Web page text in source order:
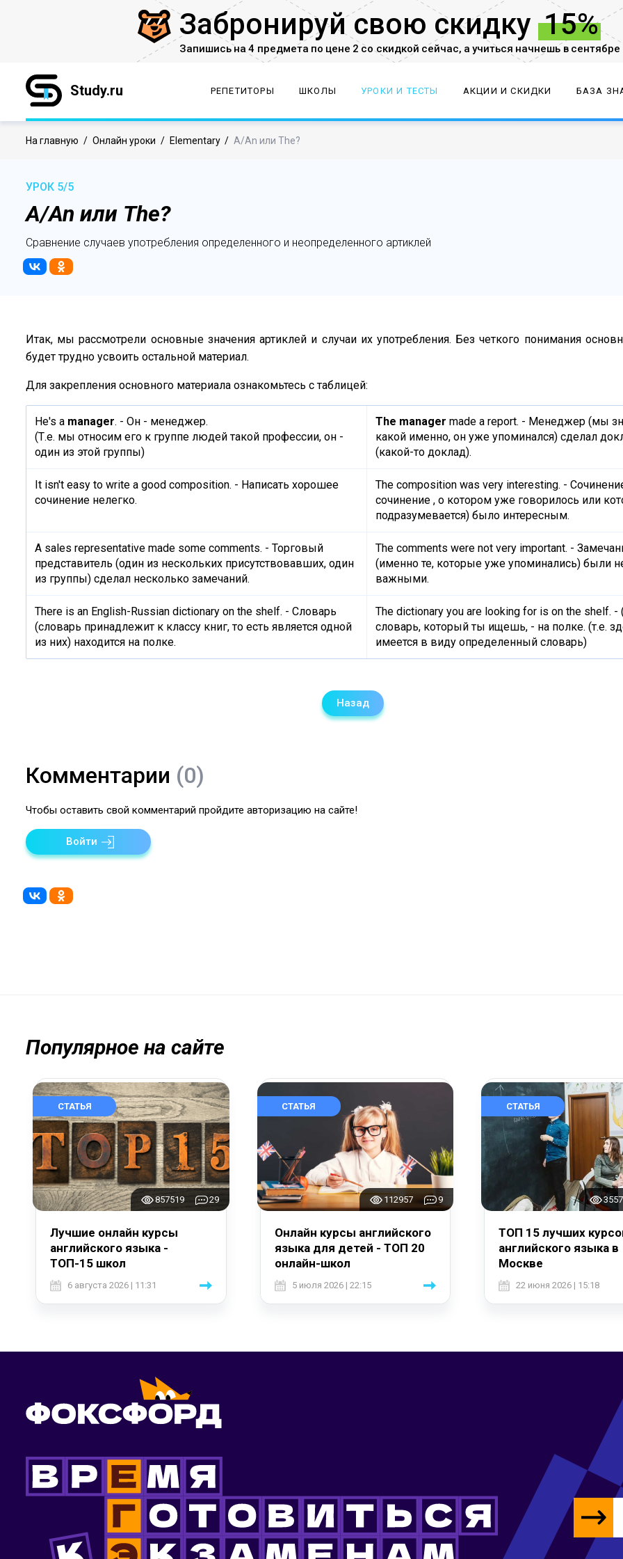
Забронируйсвою скидку 15%
Запишись на 4 предмета по цене 2 со скидкойсейчас, а учиться начнешь в сентябре
Study.ru РЕПЕТИТОРЫ ШКОЛЫ УРОКИ И ТЕСТЫ АКЦИИ И СКИДКИ БАЗА
На главную / Онлайн уроки / Elementary / A/An или The?
УРОК 5/5
A/An или The?
Сравнение случаев употребления определенного и неопределенного артиклей
Итак, мы рассмотрели основные значения артиклей и случаи их употребления. Без четкого понимания
будет трудно усвоить остальной материал.
Для закрепления основного материала ознакомьтесь с таблицей:
He's a manager. - Он - менеджер.
(Т.е. мы относим его к группе людей такой профессии, он -
один из этой группы)
The manager made a report. - Менеджер (мы
какой именно, он уже упоминался) сделал
(какой-то доклад).
It isn't easy to write a good composition. - Написать хорошее
сочинение нелегко.
The composition was very interesting. -
сочинение , о котором уже говорилось или
подразумевается) было интересным.
A sales representative made some comments. - Торговый
представитель (один из нескольких присутствовавших, один
из группы) сделал несколько замечаний.
The comments were not very important. -
(именно те, которые уже упоминались) были
важными.
There is an English-Russian dictionary on the shelf. - Словарь
(словарь принадлежит к классу книг, то есть является одной
из них) находится на полке.
The dictionary you are looking for is on the shelf. -
словарь, который ты ищешь, - на полке. (т.е.
имеется в виду определенный словарь)
Назад
Комментарии (0)
Чтобы оставить свой комментарий пройдите авторизацию на сайте!
Войти
Популярное на сайте
СТАТЬЯ
857519 29
Лучшие онлайн курсы
английского языка -
ТОП-15 школ
6 августа 2026 | 11:31
СТАТЬЯ
112957 9
Онлайн курсы английского
языка для детей - ТОП 20
онлайн-школ
5 июля 2026 | 22:15
СТАТЬЯ
ТОП 15 лучших
английского языка в
Москве
22 июня 2026 | 15:18